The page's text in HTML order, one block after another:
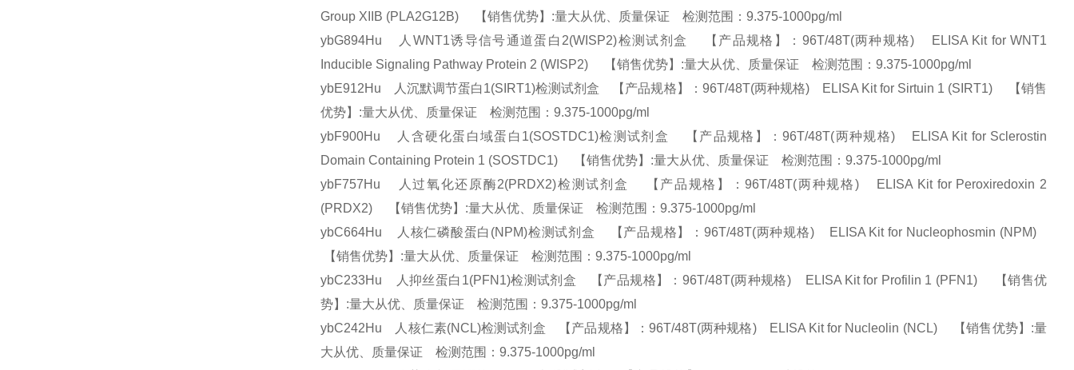
Group XIIB (PLA2G12B) 【销售优势】:量大从优、质量保证 检测范围：9.375-1000pg/ml
ybG894Hu 人WNT1诱导信号通道蛋白2(WISP2)检测试剂盒 【产品规格】：96T/48T(两种规格) ELISA Kit for WNT1
Inducible Signaling Pathway Protein 2 (WISP2) 【销售优势】:量大从优、质量保证 检测范围：9.375-1000pg/ml
ybE912Hu 人沉默调节蛋白1(SIRT1)检测试剂盒 【产品规格】：96T/48T(两种规格) ELISA Kit for Sirtuin 1 (SIRT1) 【销售
优势】:量大从优、质量保证 检测范围：9.375-1000pg/ml
ybF900Hu 人含硬化蛋白域蛋白1(SOSTDC1)检测试剂盒 【产品规格】：96T/48T(两种规格) ELISA Kit for Sclerostin
Domain Containing Protein 1 (SOSTDC1) 【销售优势】:量大从优、质量保证 检测范围：9.375-1000pg/ml
ybF757Hu 人过氧化还原酶2(PRDX2)检测试剂盒 【产品规格】：96T/48T(两种规格) ELISA Kit for Peroxiredoxin 2
(PRDX2) 【销售优势】:量大从优、质量保证 检测范围：9.375-1000pg/ml
ybC664Hu 人核仁磷酸蛋白(NPM)检测试剂盒 【产品规格】：96T/48T(两种规格) ELISA Kit for Nucleophosmin (NPM)
【销售优势】:量大从优、质量保证 检测范围：9.375-1000pg/ml
ybC233Hu 人抑丝蛋白1(PFN1)检测试剂盒 【产品规格】：96T/48T(两种规格) ELISA Kit for Profilin 1 (PFN1) 【销售优
势】:量大从优、质量保证 检测范围：9.375-1000pg/ml
ybC242Hu 人核仁素(NCL)检测试剂盒 【产品规格】：96T/48T(两种规格) ELISA Kit for Nucleolin (NCL) 【销售优势】:量
大从优、质量保证 检测范围：9.375-1000pg/ml